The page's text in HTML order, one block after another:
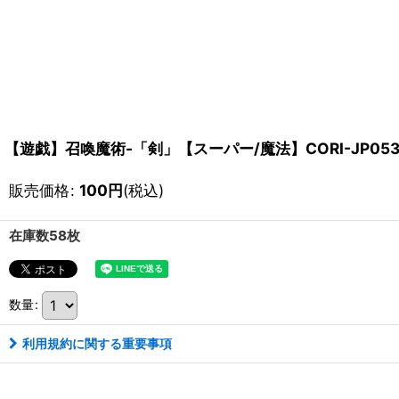
【遊戯】召喚魔術-「剣」【スーパー/魔法】CORI-JP053
販売価格: 100円(税込)
在庫数58枚
数量:
利用規約に関する重要事項